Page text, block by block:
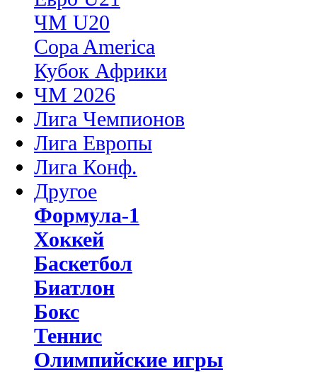
ЧМ U20
Copa America
Кубок Африки
ЧМ 2026
Лига Чемпионов
Лига Европы
Лига Конф.
Другое
Формула-1
Хоккей
Баскетбол
Биатлон
Бокс
Теннис
Олимпийские игры